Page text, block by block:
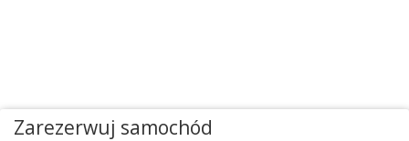
Zarezerwuj samochód